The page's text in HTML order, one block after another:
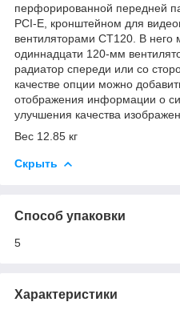
перфорированной передней
PCI-E, кронштейном для
вентиляторами CT120. В него
одиннадцати 120-мм
радиатор спереди или со
качестве опции можно
отображения информации о
улучшения качества
Вес 12.85 кг
Скрыть
Способ упаковки
5
Характеристики